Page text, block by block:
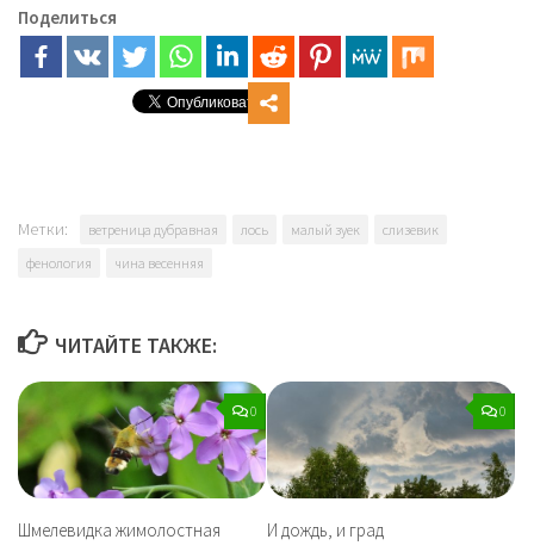
Поделиться
Метки: ветреница дубравная лось малый зуек
слизевик
фенология
чина весенняя
ЧИТАЙТЕ ТАКЖЕ:
0
Шмелевидка жимолостная
0
И дождь, и град